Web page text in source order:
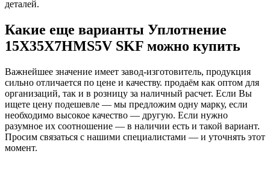
деталей.
Какие еще варианты Уплотнение
15X35X7HMS5V SKF можно купить
Важнейшее значение имеет завод-изготовитель, продукция
сильно отличается по цене и качеству. продаём как оптом для
организаций, так и в розницу за наличный расчет. Если Вы
ищете цену подешевле — мы предложим одну марку, если
необходимо высокое качество — другую. Если нужно
разумное их соотношение — в наличии есть и такой вариант.
Просим связаться с нашими специалистами — и уточнять этот
момент.